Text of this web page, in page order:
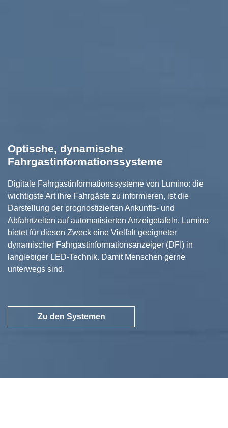
Optische, dynamische
Fahrgastinformationssysteme
Digitale Fahrgastinformationssysteme von Lumino: die
wichtigste Art ihre Fahrgäste zu informieren, ist die
Darstellung der prognostizierten Ankunfts- und
Abfahrtzeiten auf automatisierten Anzeigetafeln. Lumino
bietet für diesen Zweck eine Vielfalt geeigneter
dynamischer Fahrgastinformationsanzeiger (DFI) in
langlebiger LED-Technik. Damit Menschen gerne
unterwegs sind.
Zu den Systemen